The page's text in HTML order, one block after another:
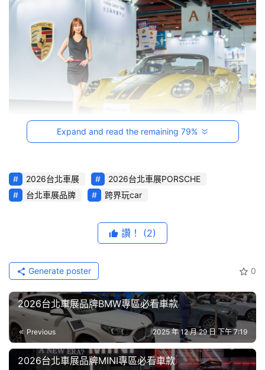
獎
C
A
R
目
口
碑
中
古
車
行
Expand and read the remaining 79%
2026台北車展
2026台北車展PORSCHE
台北車展品牌
跨界玩car
讚！ (2)
0
Generate poster
2026台北車展品牌BMW專區必看車款
Previous 2025 年 12 月 29 日 下午 7:19
2026台北車展品牌MINI專區必看車款